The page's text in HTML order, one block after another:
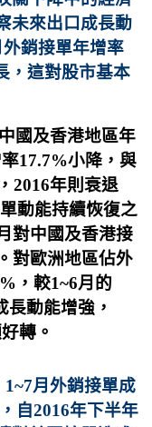
未來出口成長動
銷接單年增率
，這對股市基本
國及香港地區年
17.7%小降，與
2016年則衰退
動能持續恢復之
對中國及香港接
對歐洲地區佔外
，較1~6月的
動能增強，
轉。
月 外銷接單成
自2016年下半年